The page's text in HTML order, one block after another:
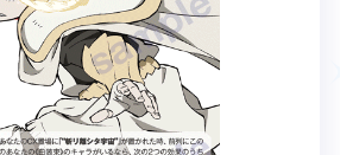
Deck Recipe
デッキレシピ